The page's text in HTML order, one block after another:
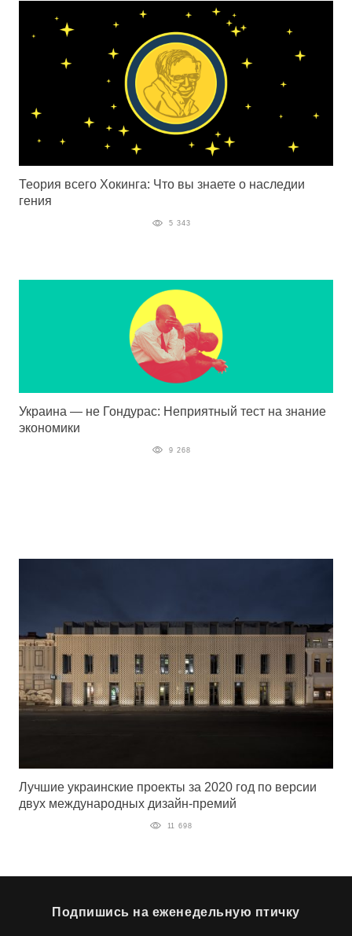
Теория всего Хокинга: Что вы знаете о наследии
гения
5 343
Украина — не Гондурас: Неприятный тест на знание
экономики
9 268
Лучшие украинские проекты за 2020 год по версии
двух международных дизайн-премий
11 698
Подпишись на еженедельную птичку